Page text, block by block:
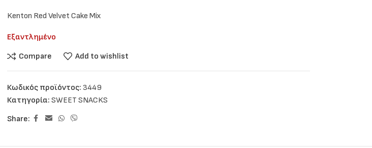
Kenton Red Velvet Cake Mix
Εξαντλημένο
Compare
Add to wishlist
Κωδικός προϊόντος: 3449
Κατηγορία: SWEET SNACKS
Share: